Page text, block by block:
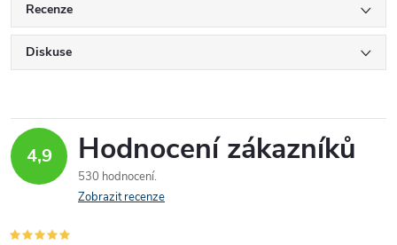
Recenze
Diskuse
4,9 Hodnocení zákazníků
530 hodnocení
Zobrazit recenze